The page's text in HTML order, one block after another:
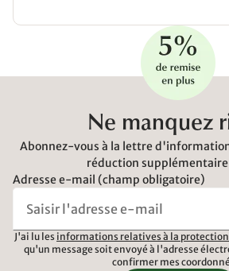
Ne manquez
Abonnez-vous à la lettre
réduction supplémentaire
Adresse e-mail (champ obligatoire)
J'ai lu les informations relatives à la protection
qu'un message soit envoyé à l'adresse
confirmer mes